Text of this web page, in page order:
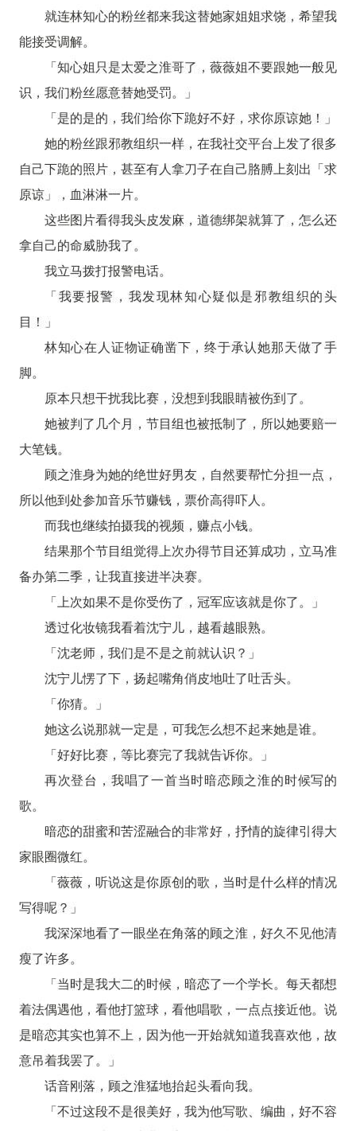
就连林知心的粉丝都来我这替她家姐姐求饶，希望我
能接受调解。
「知心姐只是太爱之淮哥了，薇薇姐不要跟她一般见
识，我们粉丝愿意替她受罚。」
「是的是的，我们给你下跪好不好，求你原谅她！」
她的粉丝跟邪教组织一样，在我社交平台上发了很多
自己下跪的照片，甚至有人拿刀子在自己胳膊上刻出「求
原谅」，血淋淋一片。
这些图片看得我头皮发麻，道德绑架就算了，怎么还
拿自己的命威胁我了。
我立马拨打报警电话。
「我要报警，我发现林知心疑似是邪教组织的头
目！」
林知心在人证物证确凿下，终于承认她那天做了手
脚。
原本只想干扰我比赛，没想到我眼睛被伤到了。
她被判了几个月，节目组也被抵制了，所以她要赔一
大笔钱。
顾之淮身为她的绝世好男友，自然要帮忙分担一点，
所以他到处参加音乐节赚钱，票价高得吓人。
而我也继续拍摄我的视频，赚点小钱。
结果那个节目组觉得上次办得节目还算成功，立马准
备办第二季，让我直接进半决赛。
「上次如果不是你受伤了，冠军应该就是你了。」
透过化妆镜我看着沈宁儿，越看越眼熟。
「沈老师，我们是不是之前就认识？」
沈宁儿愣了下，扬起嘴角俏皮地吐了吐舌头。
「你猜。」
她这么说那就一定是，可我怎么想不起来她是谁。
「好好比赛，等比赛完了我就告诉你。」
再次登台，我唱了一首当时暗恋顾之淮的时候写的
歌。
暗恋的甜蜜和苦涩融合的非常好，抒情的旋律引得大
家眼圈微红。
「薇薇，听说这是你原创的歌，当时是什么样的情况
写得呢？」
我深深地看了一眼坐在角落的顾之淮，好久不见他清
瘦了许多。
「当时是我大二的时候，暗恋了一个学长。每天都想
着法偶遇他，看他打篮球，看他唱歌，一点点接近他。说
是暗恋其实也算不上，因为他一开始就知道我喜欢他，故
意吊着我罢了。」
话音刚落，顾之淮猛地抬起头看向我。
「不过这段不是很美好，我为他写歌、编曲，好不容